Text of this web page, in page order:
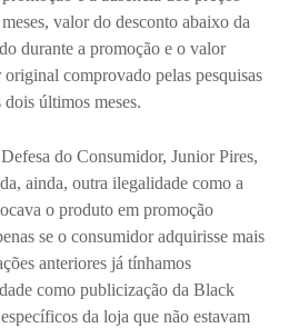
valor do desconto abaixo da
durante a promoção e o valor
comprovado pelas pesquisas
últimos meses.
do Consumidor, Junior Pires,
ainda, outra ilegalidade como a
o produto em promoção
se o consumidor adquirisse mais
anteriores já tínhamos
como publicização da Black
da loja que não estavam